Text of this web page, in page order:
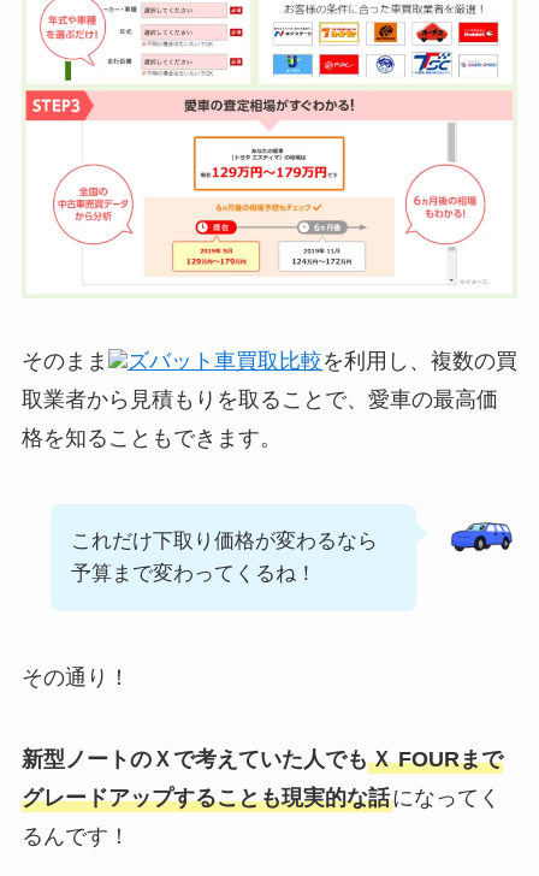
そのまま ズバット車買取比較を利用し、複数の買
取業者から見積もりを取ることで、愛車の最高価
格を知ることもできます。
これだけ下取り価格が変わるなら
予算まで変わってくるね！
その通り！
新型ノートのＸ で考えていた人でもＸ FOURまで
グレードアップすることも現実的な話になってく
るんです！